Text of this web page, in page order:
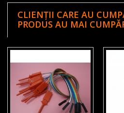
CLIENȚII CARE AU
PRODUS AU MAI